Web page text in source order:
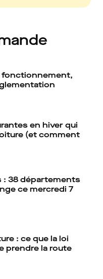
fonctionnement,
en hiver qui
(et comment
: 38 départements
ce mercredi 7
: ce que la loi
prendre la route